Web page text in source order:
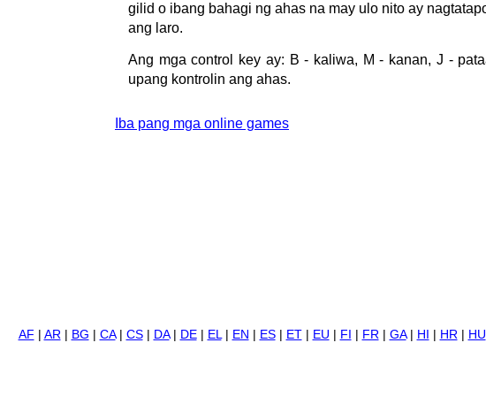
gilid o ibang bahagi ng ahas na may ulo nito ay
ang laro.
Ang mga control key ay: B - kaliwa, M - kanan, J -
upang kontrolin ang ahas.
Iba pang mga online games
AF AR| BG CA| CS| DA| DE| EL| EN ES| ET| EU FI FR| GA| HI HR| HU